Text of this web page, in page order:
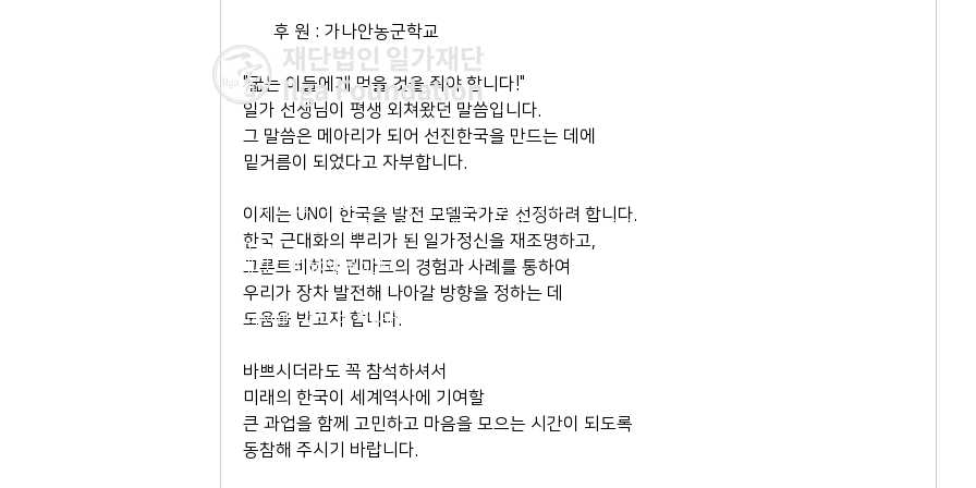
후 원 : 가나안농군학교
"굶는 이들에게 먹을 것을 줘야 합니다!"
일가 선생님이 평생 외쳐왔던 말씀입니다.
그 말씀은 메아리가 되어 선진한국을 만드는 데에
밑거름이 되었다고 자부합니다.
이제는 UN이 한국을 발전 모델국가로 선정하려 합니다.
한국 근대화의 뿌리가 된 일가정신을 재조명하고,
그룬트비히와 덴마크의 경험과 사례를 통하여
우리가 장차 발전해 나아갈 방향을 정하는 데
도움을 받고자 합니다.
바쁘시더라도 꼭 참석하셔서
미래의 한국이 세계역사에 기여할
큰 과업을 함께 고민하고 마음을 모으는 시간이 되도록
동참해 주시기 바랍니다.
전 화 : 02-564-5990 | 팩스 : 02-564-5991
주 소 : 서울시 종로구 율곡로 190, 407호 (연지동, 여전도회관) (우)
03127
​이메일 :ilga@ilga.or.kr
© Copyright 2019 by ILGAFOUNDATION. ALL RIGHTS RESERVED